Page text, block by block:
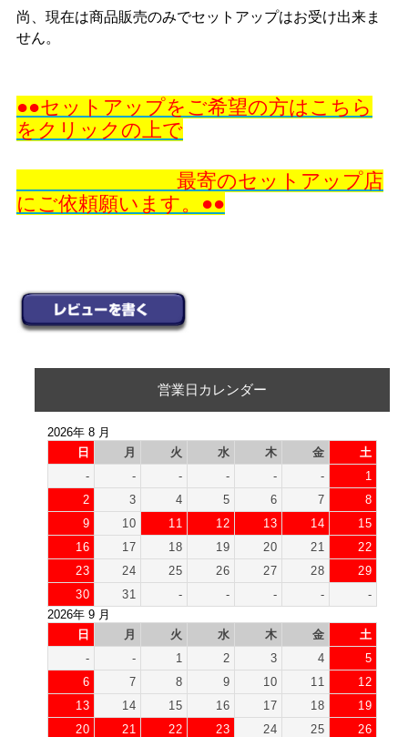
尚、現在は商品販売のみでセットアップはお受け出来ま
せん。
●●セットアップをご希望の方はこちら
をクリックの上で
最寄のセットアップ店
にご依頼願います。●●
営業日カレンダー
2026年 8 月
日
月 火 水 木 金
土
-
- - - - -
1
2
3 4 5 6 7
8
9
10 11 12 13 14
15
16
17 18 19 20 21
22
23
24 25 26 27 28
29
30
31 - - - -
-
2026年 9 月
日
月 火 水 木 金
土
-
- 1 2 3 4
5
6
7 8 9 10 11
12
13
14 15 16 17 18
19
20
21 22 23 24 25
26